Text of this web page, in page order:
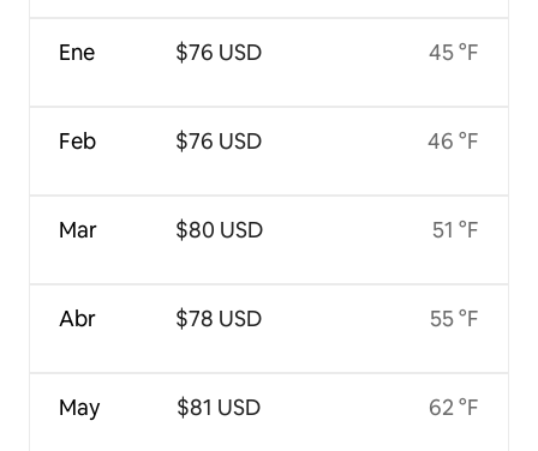
Ene
Feb
Mar
Abr
May
$76 USD
$76 USD
$80 USD
$78 USD
$81 USD
45 °F
46 °F
51 °F
55 °F
62 °F